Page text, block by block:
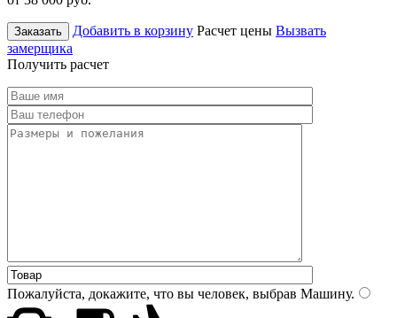
Заказать Добавить в корзину Расчет цены Вызвать
замерщика
Получить расчет
Пожалуйста, докажите, что вы человек, выбрав Машину.